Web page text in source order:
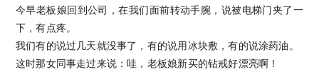
今早老板娘回到公司，在我们面前转动手腕，说被电梯门夹了一
下，有点疼。
我们有的说过几天就没事了，有的说用冰块敷，有的说涂药油。
这时那女同事走过来说：哇，老板娘新买的钻戒好漂亮啊！